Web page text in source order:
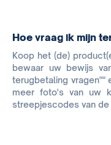
Hoe vraag ik mijn
Koop het (de)
bewaar uw bewijs
terugbetaling vragen""
meer foto's van uw
streepjescodes van de